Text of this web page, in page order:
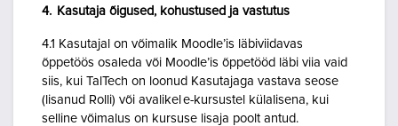
4. Kasutaja õigused, kohustused ja vastutus
4.1 Kasutajal on võimalik Moodle’is läbiviidavas
õppetöös osaleda või Moodle’is õppetööd läbi viia vaid
siis, kui TalTech on loonud Kasutajaga vastava seose
(lisanud Rolli) või avalikel e-kursustel külalisena, kui
selline võimalus on kursuse lisaja poolt antud.